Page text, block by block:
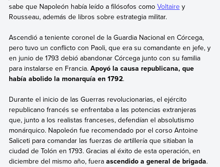
sabe que Napoleón había leído a filósofos como Voltairey
Rousseau, además de libros sobre estrategia militar.
Ascendió a teniente coronel de la Guardia Nacional en Córcega,
pero tuvo un conflicto con Paoli, que era su comandante en jefe, y
en junio de 1793 debió abandonar Córcega junto con su familia
para instalarse en Francia. Apoyó la causa republicana, que
había abolido la monarquía en 1792.
Durante el inicio de las Guerras revolucionarias, el ejército
republicano francés se enfrentaba a las potencias extranjeras
que, junto a los realistas franceses, defendían el absolutismo
monárquico. Napoleón fue recomendado por el corso Antoine
Saliceti para comandar las fuerzas de artillería que sitiaban la
ciudad de Tolón en 1793. Gracias al éxito de esta operación, en
diciembre del mismo año, fuera ascendido a general de brigada.